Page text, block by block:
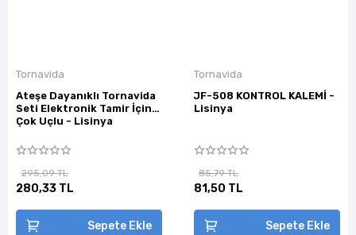
Tornavida
Ateşe Dayanıklı Tornavida
Seti Elektronik Tamir İçin
Çok Uçlu - Lisinya
295,09 TL
280,33 TL
Sepete Ekle
Tornavida
JF-508 KONTROL KALEMİ -
Lisinya
85,79 TL
81,50 TL
Sepete Ekle